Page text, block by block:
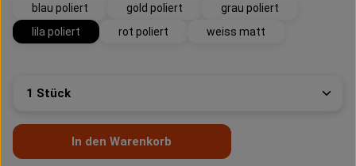
blau poliert gold poliert
grau poliert
lila poliert
rot poliert weiss matt
Produkt Anzahl: Gib den gewünschten Wert ein
In den Warenkorb